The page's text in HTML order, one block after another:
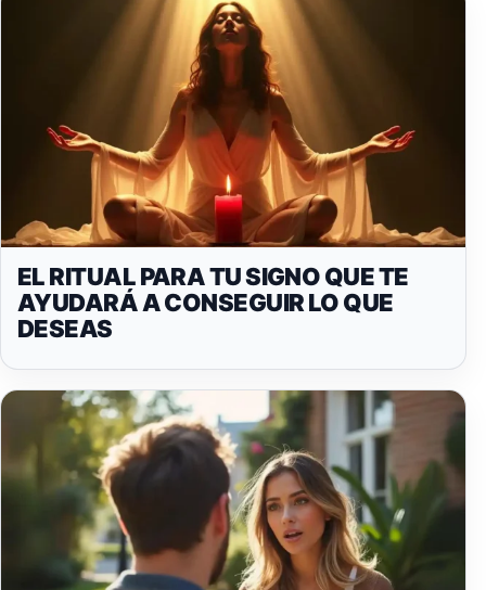
EL RITUAL PARA TU SIGNO QUE TE
AYUDARÁ A CONSEGUIR LO QUE
DESEAS